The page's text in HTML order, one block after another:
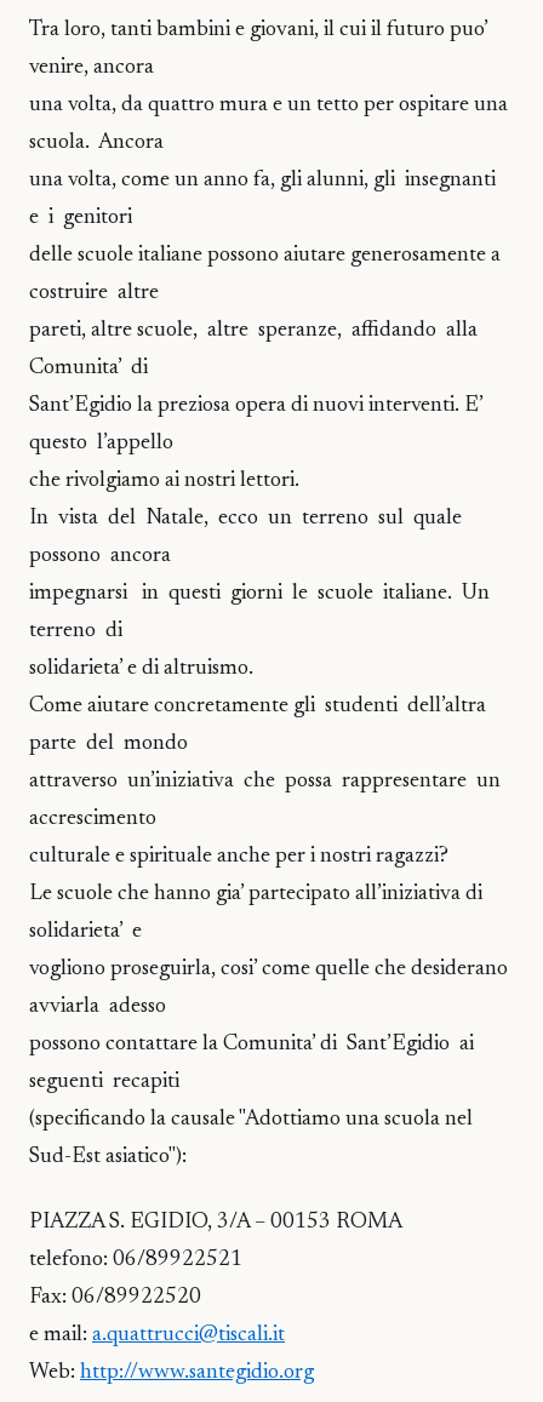
Tra loro, tanti bambini e giovani, il cui il futuro puo’
venire, ancora
una volta, da quattro mura e un tetto per ospitare una
scuola. Ancora
una volta, come un anno fa, gli alunni, gli insegnanti
e i genitori
delle scuole italiane possono aiutare generosamente a
costruire altre
pareti, altre scuole, altre speranze, affidando alla
Comunita’ di
Sant’Egidio la preziosa opera di nuovi interventi. E’
questo l’appello
che rivolgiamo ai nostri lettori.
In vista del Natale, ecco un terreno sul quale
possono ancora
impegnarsi in questi giorni le scuole italiane. Un
terreno di
solidarieta’ e di altruismo.
Come aiutare concretamente gli studenti dell’altra
parte del mondo
attraverso un’iniziativa che possa rappresentare un
accrescimento
culturale e spirituale anche per i nostri ragazzi?
Le scuole che hanno gia’ partecipato all’iniziativa di
solidarieta’ e
vogliono proseguirla, cosi’ come quelle che desiderano
avviarla adesso
possono contattare la Comunita’ di Sant’Egidio ai
seguenti recapiti
(specificando la causale "Adottiamo una scuola nel
Sud-Est asiatico"):
PIAZZA S. EGIDIO, 3/A – 00153 ROMA
telefono: 06/89922521
Fax: 06/89922520
e mail: a.quattrucci@tiscali.it
Web: http://www.santegidio.org